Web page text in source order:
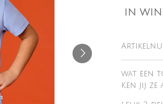
IN
wat een
Ken jij ze